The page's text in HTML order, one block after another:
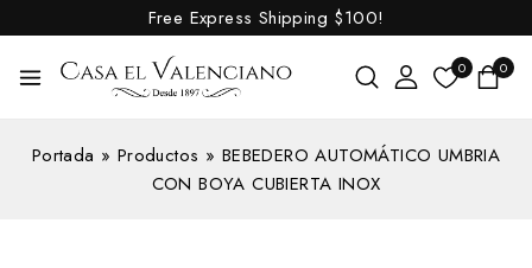
Free Express Shipping $100!
0 0
Portada » Productos » BEBEDERO AUTOMÁTICO UMBRIA
CON BOYA CUBIERTA INOX